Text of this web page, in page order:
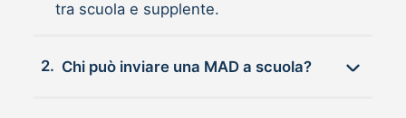
tra scuola e supplente.
2. Chi può inviare una MAD a scuola?